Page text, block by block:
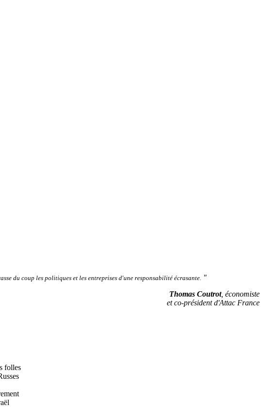
du coup les politiques et les entreprises d'une responsabilité écrasante. "
Thomas Coutrot, économiste
et co-président d'Attac France
folles